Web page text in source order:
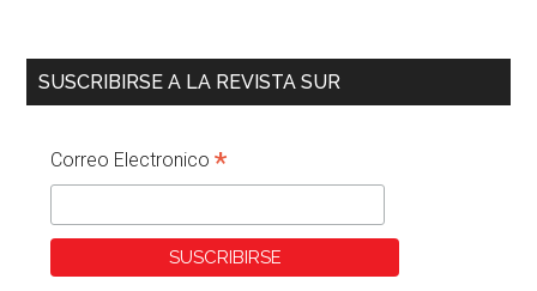
SUSCRIBIRSE A LA REVISTA SUR
Correo Electronico*